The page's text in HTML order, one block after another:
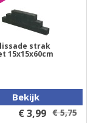
strak
15x15x60cm
Bekijk
€ 3,99 € 5,75